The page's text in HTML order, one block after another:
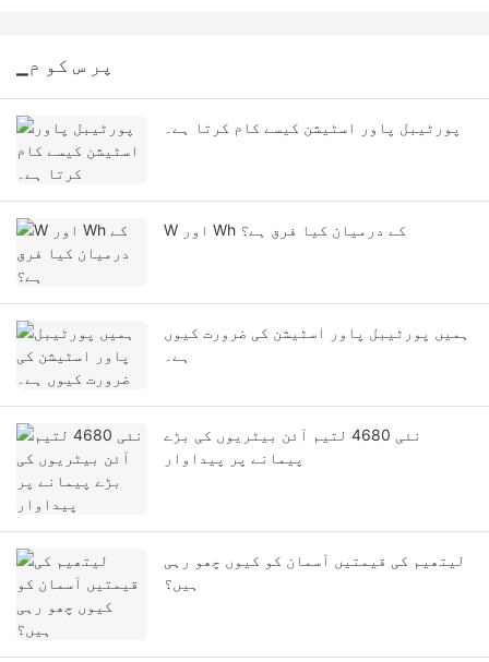
▁پر س کو م
پورٹیبل پاور اسٹیشن کیسے کام کرتا ہے۔
W اور Wh کے درمیان کیا فرق ہے؟
ہمیں پورٹیبل پاور اسٹیشن کی ضرورت کیوں
ہے۔
نئی 4680 لتیم آئن بیٹریوں کی بڑے
پیمانے پر پیداوار
لیتھیم کی قیمتیں آسمان کو کیوں چھو رہی
ہیں؟